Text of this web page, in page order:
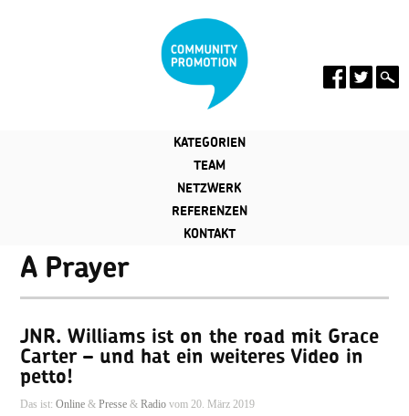
KATEGORIEN
TEAM
NETZWERK
REFERENZEN
KONTAKT
A Prayer
JNR. Williams ist on the road mit Grace
Carter – und hat ein weiteres Video in
petto!
Das ist: Online& Presse& Radiovom 20. März 2019